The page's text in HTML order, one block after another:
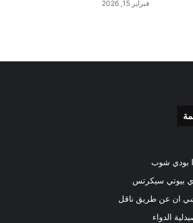
فبراير 15, 2026
بودي شوب
بيوتي سيكرتس
ان عن طريق ناقل
الدواء